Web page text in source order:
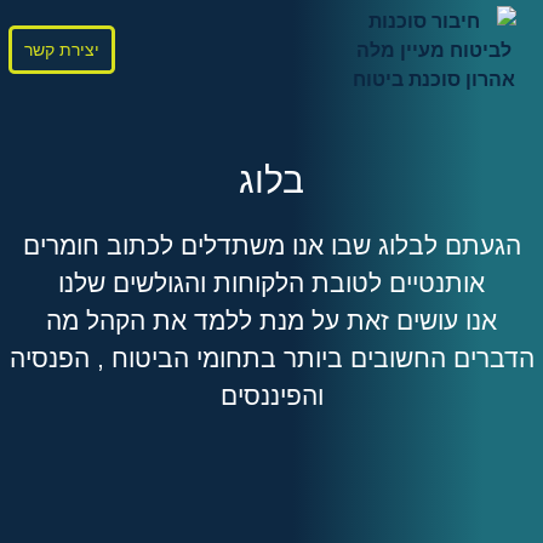
יצירת קשר
בלוג
הגעתם לבלוג שבו אנו משתדלים לכתוב חומרים
אותנטיים לטובת הלקוחות והגולשים שלנו
אנו עושים זאת על מנת ללמד את הקהל מה
הדברים החשובים ביותר בתחומי הביטוח , הפנסיה
והפיננסים